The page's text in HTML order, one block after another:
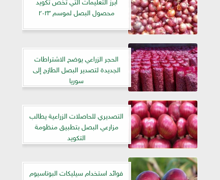
محصول البصل لموسم ٢٠٢٣
الحجر الزراعي يوضح الاشتراطات
الجديدة لتصدير البصل الطازج إلى
سوريا
التصديري للحاصلات الزراعية يطالب
مزارعي البصل بتطبيق منظومة
التكويد
فوائد استخدام سيليكات البوتاسيوم